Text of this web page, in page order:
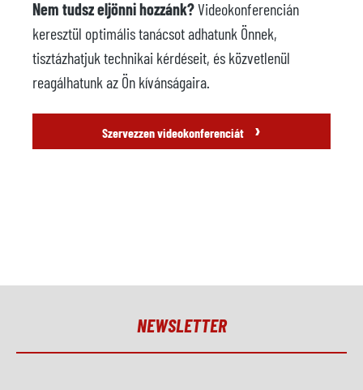
Nem tudsz eljönni hozzánk?Videokonferencián
keresztül optimális tanácsot adhatunk Önnek,
tisztázhatjuk technikai kérdéseit, és közvetlenül
reagálhatunk az Ön kívánságaira.
Szervezzen videokonferenciát ›
NEWSLETTER